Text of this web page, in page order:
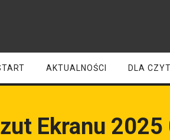
AKTUALNOŚCI DLA
Ekranu